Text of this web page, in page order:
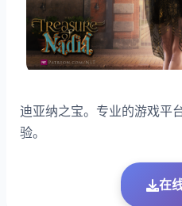
迪亚纳之宝。专业的游戏平
验。
在